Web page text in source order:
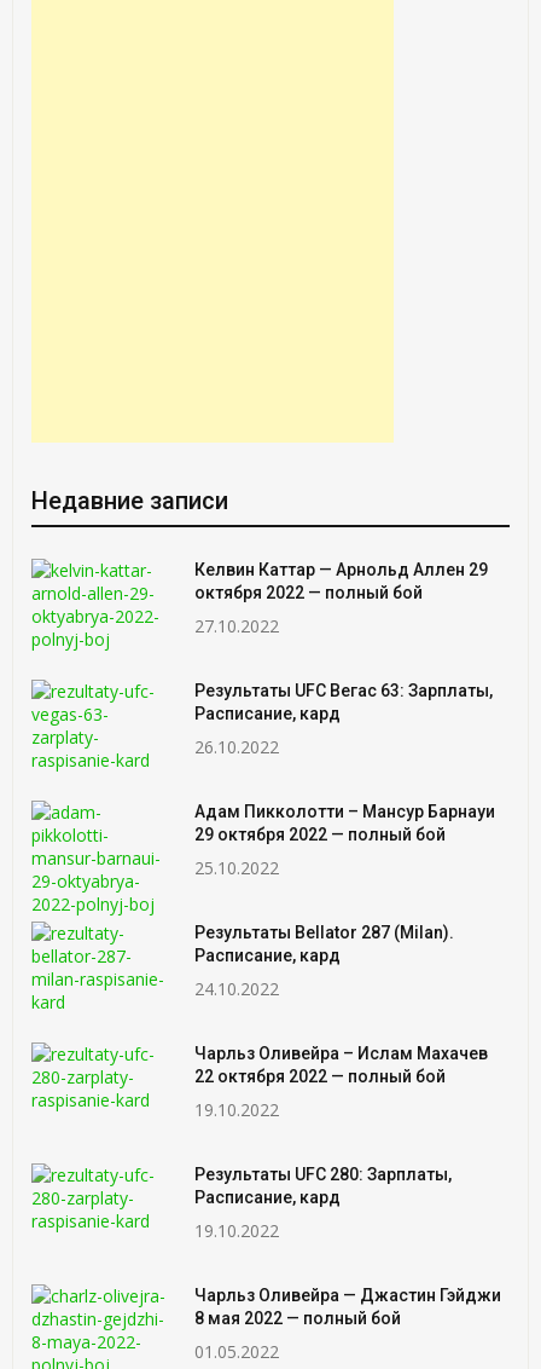
Недавние записи
Келвин Каттар — Арнольд Аллен 29
октября 2022 — полный бой
27.10.2022
Результаты UFC Вегас 63: Зарплаты,
Расписание, кард
26.10.2022
Адам Пикколотти – Мансур Барнауи
29 октября 2022 — полный бой
25.10.2022
Результаты Bellator 287 (Milan).
Расписание, кард
24.10.2022
Чарльз Оливейра – Ислам Махачев
22 октября 2022 — полный бой
19.10.2022
Результаты UFC 280: Зарплаты,
Расписание, кард
19.10.2022
Чарльз Оливейра — Джастин Гэйджи
8 мая 2022 — полный бой
01.05.2022